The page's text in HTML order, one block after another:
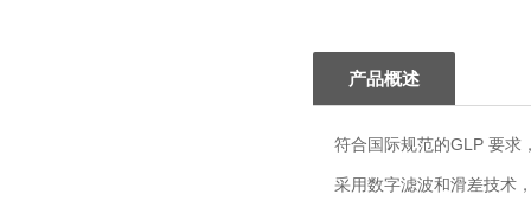
产品概述
符合国际规范的GLP 要求
采用数字滤波和滑差技术